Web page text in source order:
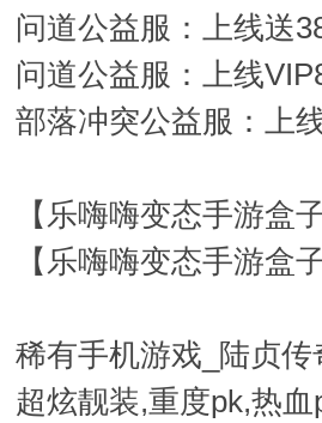
问道公益服：上线送
问道公益服：上线
部落冲突公益服：上
【乐嗨嗨变态手游盒
【乐嗨嗨变态手游盒
稀有手机游戏_陆贞
超炫靓装,重度pk,热